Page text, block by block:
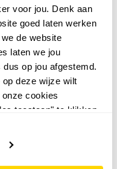
voor jou. Denk aan
goed laten werken
de website
laten we jou
op jou afgestemd.
deze wijze wilt
cookies
toestaan" te klikken.